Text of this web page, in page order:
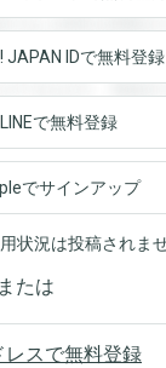
ると回答を閲覧
覧することがで
できます。登録
録すると回答を
JAPAN IDで無料登録
LINEで無料登録
でサインアップ
状況は投稿されま
または
レスで無料登録